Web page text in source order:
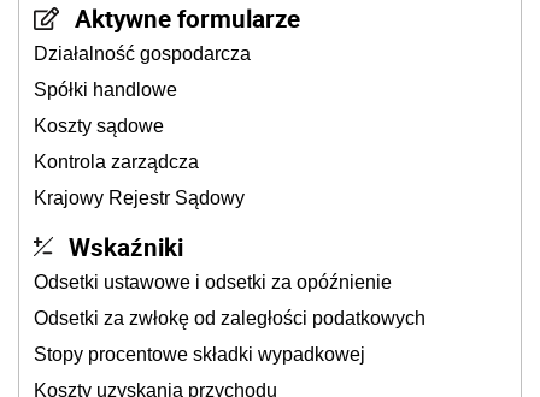
Aktywne formularze
Działalność gospodarcza
Spółki handlowe
Koszty sądowe
Kontrola zarządcza
Krajowy Rejestr Sądowy
Wskaźniki
Odsetki ustawowe i odsetki za opóźnienie
Odsetki za zwłokę od zaległości podatkowych
Stopy procentowe składki wypadkowej
Koszty uzyskania przychodu